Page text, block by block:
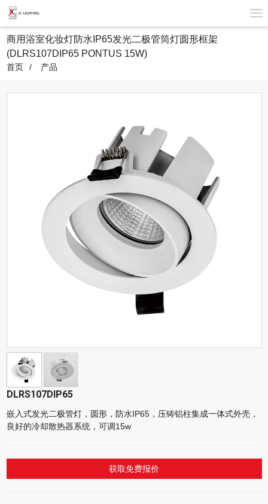
商用浴室化妆灯防水IP65发光二极管筒灯圆形框架
(DLRS107DIP65 PONTUS 15W)
首页 产品
DLRS107DIP65
嵌入式发光二极管灯，圆形，防水IP65，压铸铝柱集成一体式外壳，
良好的冷却散热器系统，可调15w
获取免费报价